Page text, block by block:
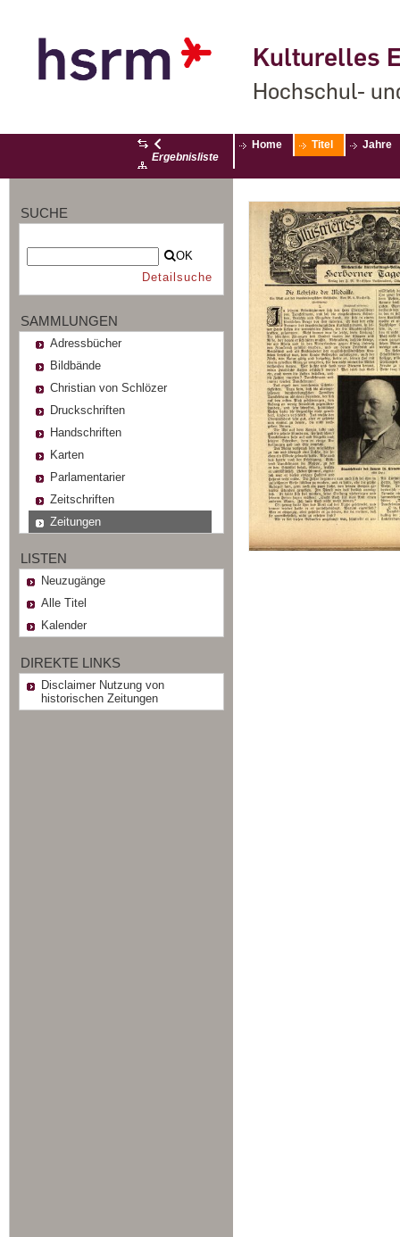
Kulturelles
Hochschul-
Ergebnisliste
Home Titel Jahre
SUCHE
OK
Detailsuche
SAMMLUNGEN
Adressbücher
Bildbände
Christian von Schlözer
Druckschriften
Handschriften
Karten
Parlamentarier
Zeitschriften
Zeitungen
LISTEN
Neuzugänge
Alle Titel
Kalender
DIREKTE LINKS
Disclaimer Nutzung von
historischen Zeitungen